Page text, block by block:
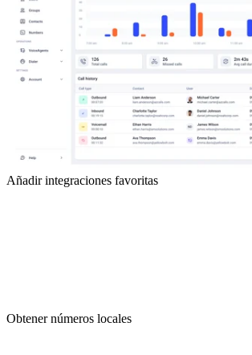
Añadir integraciones favoritas
Obtener números locales